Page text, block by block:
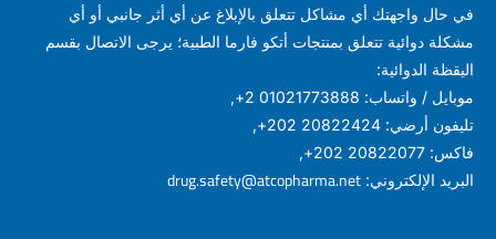
في حال واجهتك أي مشاكل تتعلق بالإبلاغ عن أي أثر جانبي أو أي
مشكلة دوائية تتعلق بمنتجات أتكو فارما الطبية؛ يرجى الاتصال بقسم
اليقظة الدوائية:
موبايل / واتساب: 01021773888 2+,
تليفون أرضي: 20822424 202+,
فاكس: 20822077 202+,
البريد الإلكتروني: drug.safety@atcopharma.net